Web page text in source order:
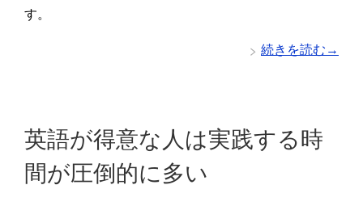
す。
続きを読む→
英語が得意な人は実践する時
間が圧倒的に多い